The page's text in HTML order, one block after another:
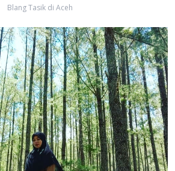
Blang Tasik di Aceh